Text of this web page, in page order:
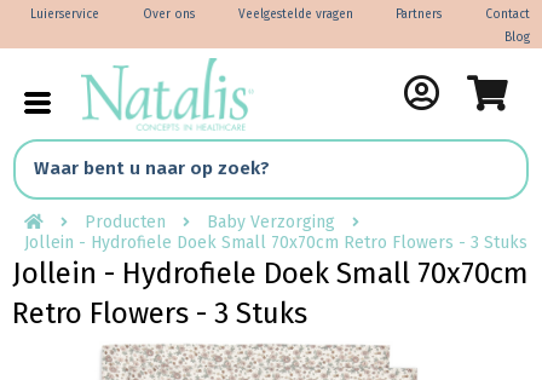
Contact
Partners
Veelgestelde vragen
Over ons
Luierservice
Blog
Producten
Baby Verzorging
Jollein - Hydrofiele Doek Small 70x70cm Retro Flowers - 3 Stuks
Jollein - Hydrofiele Doek Small 70x70cm
Retro Flowers - 3 Stuks